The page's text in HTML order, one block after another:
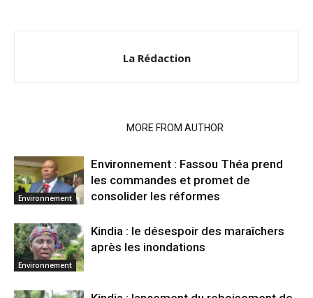
La Rédaction
MORE FROM AUTHOR
Environnement
Environnement : Fassou Théa prend
les commandes et promet de
consolider les réformes
Environnement
Kindia : le désespoir des maraîchers
après les inondations